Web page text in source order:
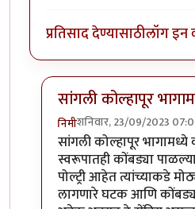
प्रतिसाद देण्यासाठीलॉग इन
सांगली कोल्हापूर
निमीशनिवार, 23/09/2023
In reply toछान प्रकल्पby
सांगली कोल्हापूर भागामध्ये
स्वरूपातही कोंबड्या
पोल्ट्री आहेत त्यांच्याकडे
लागणारे घटक आणि